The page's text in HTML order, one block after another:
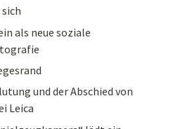
als neue soziale
und der Abschied von
Leica